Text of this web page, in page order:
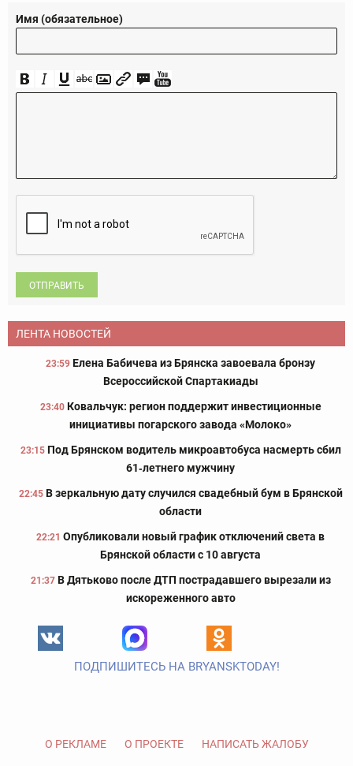
Имя (обязательное)
ОТПРАВИТЬ
ЛЕНТА НОВОСТЕЙ
23:59 Елена Бабичева из Брянска завоевала бронзу
Всероссийской Спартакиады
23:40 Ковальчук: регион поддержит инвестиционные
инициативы погарского завода «Молоко»
23:15 Под Брянском водитель микроавтобуса насмерть сбил
61‑летнего мужчину
22:45 В зеркальную дату случился свадебный бум в Брянской
области
22:21 Опубликовали новый график отключений света в
Брянской области с 10 августа
21:37 В Дятьково после ДТП пострадавшего вырезали из
искореженного авто
ПОДПИШИТЕСЬ НА BRYANSKTODAY!
О РЕКЛАМЕ О ПРОЕКТЕ НАПИСАТЬ ЖАЛОБУ